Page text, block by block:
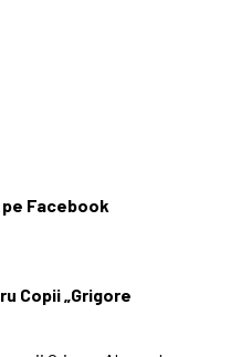
Facebook
Copii „Grigore